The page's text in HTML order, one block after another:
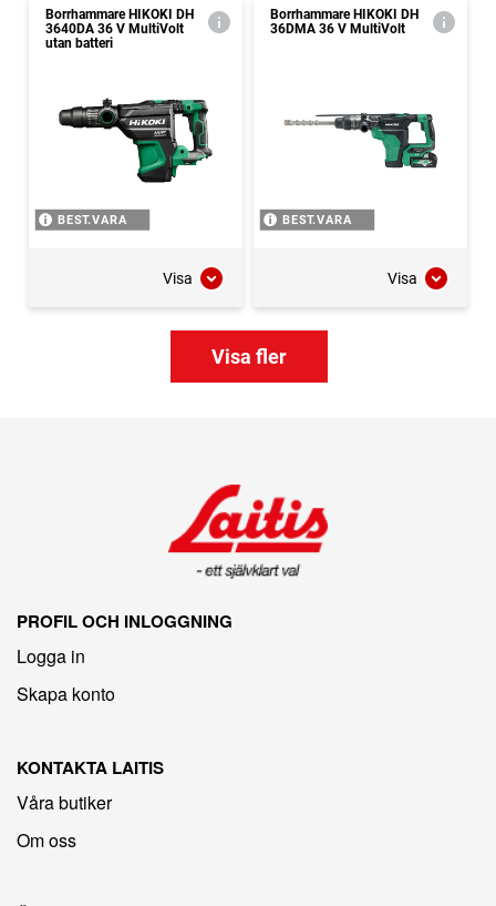
Borrhammare HIKOKI DH
3640DA 36 V MultiVolt
utan batteri
BEST.VARA
Visa
Borrhammare HIKOKI DH
36DMA 36 V MultiVolt
BEST.VARA
Visa
Visa fler
PROFIL OCH INLOGGNING
Logga in
Skapa konto
KONTAKTA LAITIS
Våra butiker
Om oss